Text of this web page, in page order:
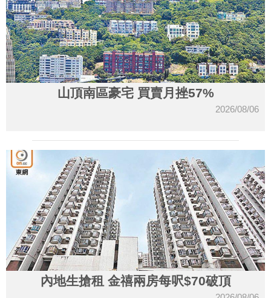
山頂南區豪宅 買賣月挫57%
2026/08/06
內地生搶租 金禧兩房每呎$70破頂